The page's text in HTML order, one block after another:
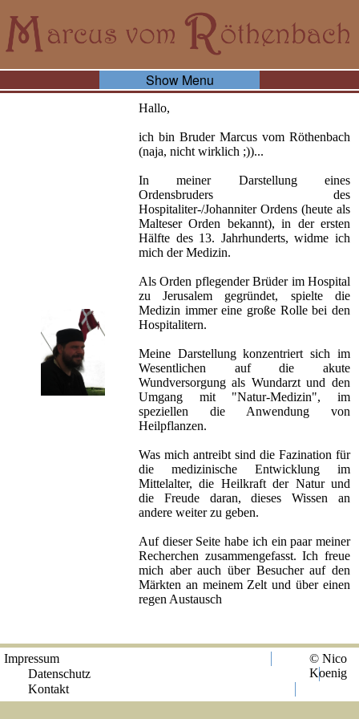
Show Menu
Hallo,
ich bin Bruder Marcus vom Röthenbach
(naja, nicht wirklich ;))...
In meiner Darstellung eines
Ordensbruders des
Hospitaliter-/Johanniter Ordens (heute als
Malteser Orden bekannt), in der ersten
Hälfte des 13. Jahrhunderts, widme ich
mich der Medizin.
Als Orden pflegender Brüder im Hospital
zu Jerusalem gegründet, spielte die
Medizin immer eine große Rolle bei den
Hospitalitern.
Meine Darstellung konzentriert sich im
Wesentlichen auf die akute
Wundversorgung als Wundarzt und den
Umgang mit "Natur-Medizin", im
speziellen die Anwendung von
Heilpflanzen.
Was mich antreibt sind die Fazination für
die medizinische Entwicklung im
Mittelalter, die Heilkraft der Natur und
die Freude daran, dieses Wissen an
andere weiter zu geben.
Auf dieser Seite habe ich ein paar meiner
Recherchen zusammengefasst. Ich freue
mich aber auch über Besucher auf den
Märkten an meinem Zelt und über einen
regen Austausch
Impressum
Datenschutz
Kontakt
© Nico
Koenig